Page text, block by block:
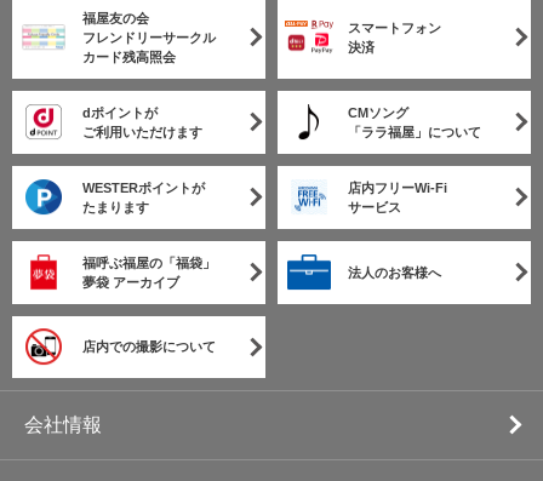
福屋友の会
フレンドリーサークル
カード残高照会
スマートフォン
決済
dポイントが
ご利用いただけます
CMソング
「ララ福屋」について
WESTERポイントが
たまります
店内フリーWi-Fi
サービス
福呼ぶ福屋の「福袋」
夢袋 アーカイブ
法人のお客様へ
店内での撮影について
会社情報